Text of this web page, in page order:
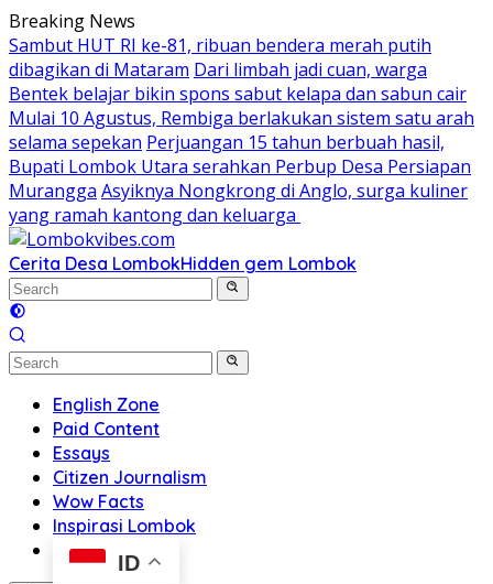
Skip
to
content
Breaking News
Sambut HUT RI ke-81, ribuan bendera merah putih
dibagikan di Mataram Dari limbah jadi cuan, warga
Bentek belajar bikin spons sabut kelapa dan sabun cair
Mulai 10 Agustus, Rembiga berlakukan sistem satu arah
selama sepekan Perjuangan 15 tahun berbuah hasil,
Bupati Lombok Utara serahkan Perbup Desa Persiapan
Murangga Asyiknya Nongkrong di Anglo, surga kuliner
yang ramah kantong dan keluarga
Cerita Desa LombokHidden gem Lombok
English Zone
Paid Content
Essays
Citizen Journalism
Wow Facts
Inspirasi Lombok
ID